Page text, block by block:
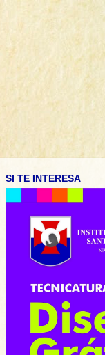
SI TE INTERESA